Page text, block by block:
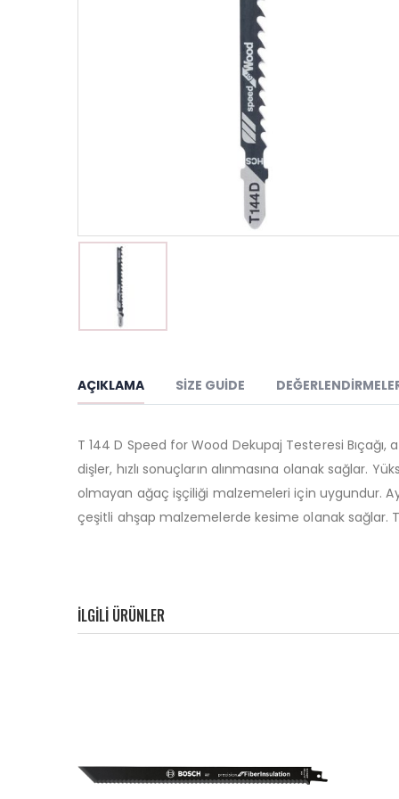
AÇIKLAMA SIZE GUIDE
T 144 D Speed for Wood Dekupaj Testeresi
dişler, hızlı sonuçların alınmasına olanak sağlar.
olmayan ağaç işçiliği malzemeleri için uygundur.
çeşitli ahşap malzemelerde kesime olanak sağlar.
ILGILI ÜRÜNLER